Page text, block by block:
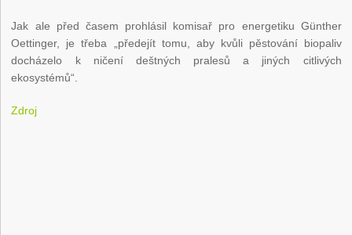
Jak ale před časem prohlásil komisař pro energetiku Günther
Oettinger, je třeba „předejít tomu, aby kvůli pěstování biopaliv
docházelo k ničení deštných pralesů a jiných citlivých
ekosystémů“.
Zdroj